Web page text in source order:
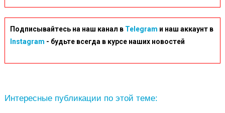
Подписывайтесь на наш канал в Telegram и наш аккаунт в
Instagram - будьте всегда в курсе наших новостей
Интересные публикации по этой теме: